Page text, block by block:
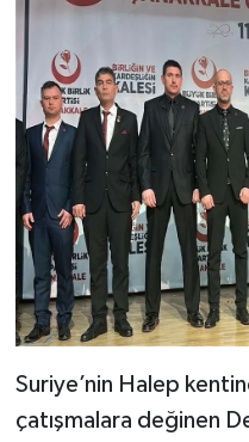
Suriye’nin Halep
çatışmalara değinen